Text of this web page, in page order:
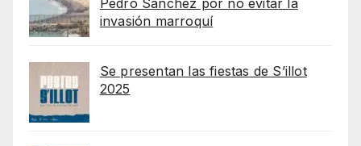
Pedro Sánchez por no evitar la
invasión marroquí
Se presentan las fiestas de S’illot
2025